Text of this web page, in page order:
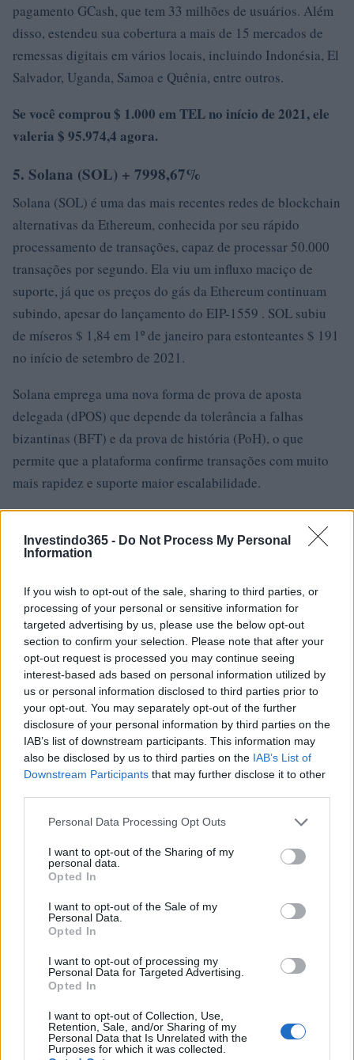
Investindo365 - Do Not Process My Personal
Information
If you wish to opt-out of the sale, sharing to third parties, or
processing of your personal or sensitive information for
targeted advertising by us, please use the below opt-out
section to confirm your selection. Please note that after your
opt-out request is processed you may continue seeing
interest-based ads based on personal information utilized by
us or personal information disclosed to third parties prior to
your opt-out. You may separately opt-out of the further
disclosure of your personal information by third parties on the
IAB’s list of downstream participants. This information may
also be disclosed by us to third parties on the IAB’s List of
Downstream Participants that may further disclose it to other
Please note that this website/app uses one or more Google
not limited to your visit or usage behaviour. You may click to
grant or deny consent to Google and its third-party tags to
use your data for below specified purposes in below Google
consent section.
Personal Data Processing Opt Outs
I want to opt-out of the Sharing of my
personal data.
Opted In
I want to opt-out of the Sale of my
Personal Data.
Opted In
I want to opt-out of processing my
Personal Data for Targeted Advertising.
Opted In
I want to opt-out of Collection, Use,
Retention, Sale, and/or Sharing of my
Personal Data that Is Unrelated with the
Purposes for which it was collected.
pagamento GCash, que tem 33 milhões de usuários. Além
disso, estendeu sua cobertura a mais de 15 mercados de
remessas digitais em vários locais, incluindo Indonésia, El
Salvador, Uganda, Samoa e Quênia, entre outros.
Se você comprou $ 1.000 em TEL no início de 2021, ele
valeria $ 95.974,4 agora.
5. Solana (SOL) + 7998,67%
Solana (SOL) é uma das mais recentes redes de blockchain
alternativas da Ethereum, conhecida por seu rápido
processamento de transações, capaz de processar 50.000
transações por segundo. Ela viu um influxo maciço de
suporte, já que os preços do gás da Ethereum continuam
subindo, apesar do lançamento do EIP-1559 . SOL subiu
de míseros $ 1,84 em 1º de janeiro para estonteantes $ 191
no início de setembro de 2021.
Solana emprega uma nova forma de prova de aposta
delegada (dPOS) que depende da tolerância a falhas
bizantinas (BFT) e da prova de história (PoH), o que
permite que a plataforma confirme transações com muito
mais rapidez e suporte maior escalabilidade.
que os desenvolvedores criem aplicativos eficazes e
escaláveis.
SOL, o token nativo da rede, pode ser usado como reserva
de valor e meio de pagamento. Os usuários também podem
apostar seus tokens para ganhar mais SOL.
Se você comprou $ 1.000 em SOL no início de 2021, já
teria ganho $ 79.986,7 agora.
6. Fantasma (FTM) + 7155,14%
Fantom é um protocolo descentralizado projetado para
alto desempenho, combinando tecnologias de blockchain
escala de blockchain sem sacrificar a segurança e a
descentralização. Sua mainnet Opera se orgulha de ter
capacidade de contrato inteligente de gama completa ,
velocidade superior e finalização rápida, o que permitiu
plataformas de contrato inteligente Camada 1 de
crescimento mais rápido até hoje.
O ecossistema do Fantom é alimentado por seu ativo
nativo denominado FTM, que pode ser usado para